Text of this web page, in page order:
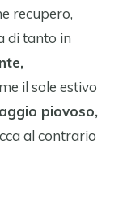
recupero,
di tanto in
il sole estivo
piovoso,
al contrario